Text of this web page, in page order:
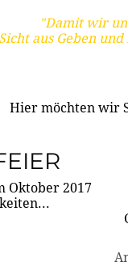
"Damit wir
aus Geben
Hier möchten wir
Oktober 2017